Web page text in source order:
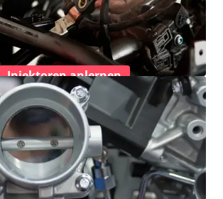
Injektoren anlernen